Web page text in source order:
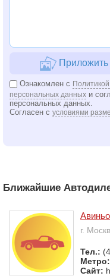
Приложить
Ознакомлен с
персональных данных и
персональных данных.
Согласен с условиями
Ближайшие
г.
Тел.:
Метро:
Сайт: